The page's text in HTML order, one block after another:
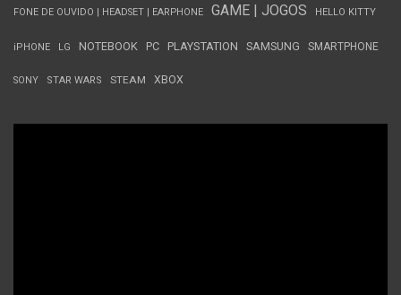
FONE DE OUVIDO | HEADSET | EARPHONE GAME | JOGOS HELLO KITTY
iPHONE LG NOTEBOOK PC PLAYSTATION SAMSUNG SMARTPHONE
SONY STAR WARS STEAM XBOX